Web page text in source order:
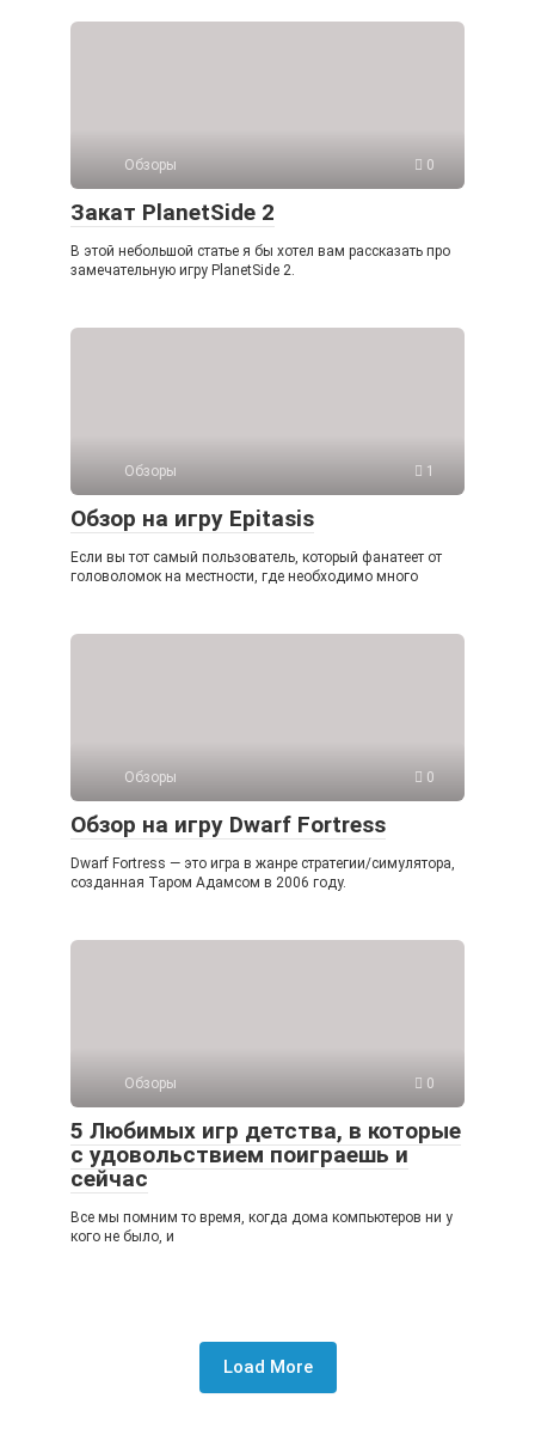
Обзоры 0
Закат PlanetSide 2
В этой небольшой статье я бы хотел вам рассказать про
замечательную игру PlanetSide 2.
Обзоры 1
Обзор на игру Epitasis
Если вы тот самый пользователь, который фанатеет от
головоломок на местности, где необходимо много
Обзоры 0
Обзор на игру Dwarf Fortress
Dwarf Fortress — это игра в жанре стратегии/симулятора,
созданная Таром Адамсом в 2006 году.
Обзоры 0
5 Любимых игр детства, в которые
с удовольствием поиграешь и
сейчас
Все мы помним то время, когда дома компьютеров ни у
кого не было, и
Load More